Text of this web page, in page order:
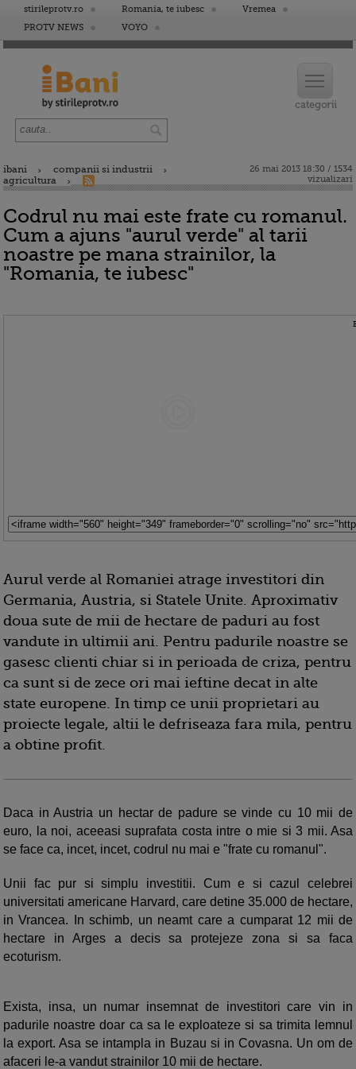
stirileprotv.ro Romania, te iubesc
Vremea
PROTV NEWS
VOYO
ibani
companii si industrii
agricultura
26 mai 2013 18:30 / 1534
vizualizari
Codrul nu mai este frate cu romanul.
Cum a ajuns "aurul verde" al tarii
noastre pe mana strainilor, la
"Romania, te iubesc"
Aurul verde al Romaniei atrage investitori din
Germania, Austria, si Statele Unite. Aproximativ
doua sute de mii de hectare de paduri au fost
vandute in ultimii ani. Pentru padurile noastre se
gasesc clienti chiar si in perioada de criza, pentru
ca sunt si de zece ori mai ieftine decat in alte
state europene. In timp ce unii proprietari au
proiecte legale, altii le defriseaza fara mila, pentru
a obtine profit.
Daca in Austria un hectar de padure se vinde cu 10 mii de
euro, la noi, aceeasi suprafata costa intre o mie si 3 mii. Asa
se face ca, incet, incet, codrul nu mai e "frate cu romanul".
Unii fac pur si simplu investitii. Cum e si cazul celebrei
universitati americane Harvard, care detine 35.000 de hectare,
in Vrancea. In schimb, un neamt care a cumparat 12 mii de
hectare in Arges a decis sa protejeze zona si sa faca
ecoturism.
Exista, insa, un numar insemnat de investitori care vin in
padurile noastre doar ca sa le exploateze si sa trimita lemnul
la export. Asa se intampla in Buzau si in Covasna. Un om de
afaceri le-a vandut strainilor 10 mii de hectare.